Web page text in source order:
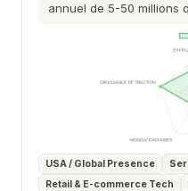
annuel de 5-50 millions
USA / Global Presence
Retail & E-commerce Tech